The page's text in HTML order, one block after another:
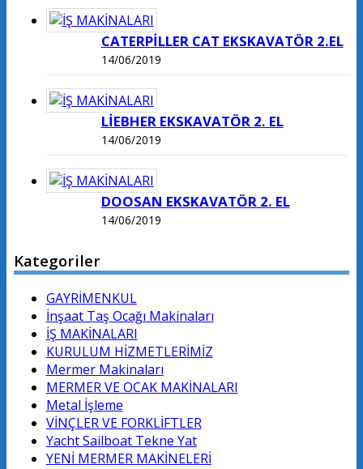
CATERPİLLER CAT EKSKAVATÖR 2.EL
14/06/2019
LİEBHER EKSKAVATÖR 2. EL
14/06/2019
DOOSAN EKSKAVATÖR 2. EL
14/06/2019
Kategoriler
GAYRİMENKUL
İnşaat Taş Ocağı Makinaları
İŞ MAKİNALARI
KURULUM HİZMETLERİMİZ
Mermer Makinaları
MERMER VE OCAK MAKİNALARI
Metal İşleme
VİNÇLER VE FORKLİFTLER
Yacht Sailboat Tekne Yat
YENİ MERMER MAKİNELERİ